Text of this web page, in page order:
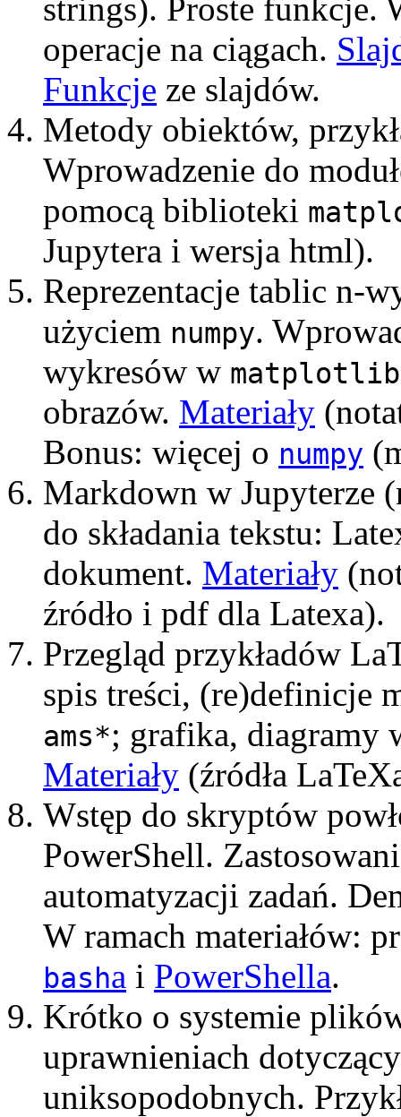
strings). Proste funkcje.
operacje na ciągach.
Funkcje ze slajdów.
Metody obiektów,
Wprowadzenie do
pomocą biblioteki
Jupytera i wersja html).
Reprezentacje tablic n-
użyciem numpy.
wykresów w matplotlib
obrazów. Materiały
Bonus: więcej o numpy
Markdown w Jupyterze
do składania tekstu:
dokument. Materiały
źródło i pdf dla Latexa).
Przegląd przykładów
spis treści, (re)definicje
ams*; grafika, diagramy
Materiały (źródła
Wstęp do skryptów
PowerShell.
automatyzacji zadań.
W ramach materiałów:
basha i PowerShella.
Krótko o systemie
uprawnieniach
uniksopodobnych.